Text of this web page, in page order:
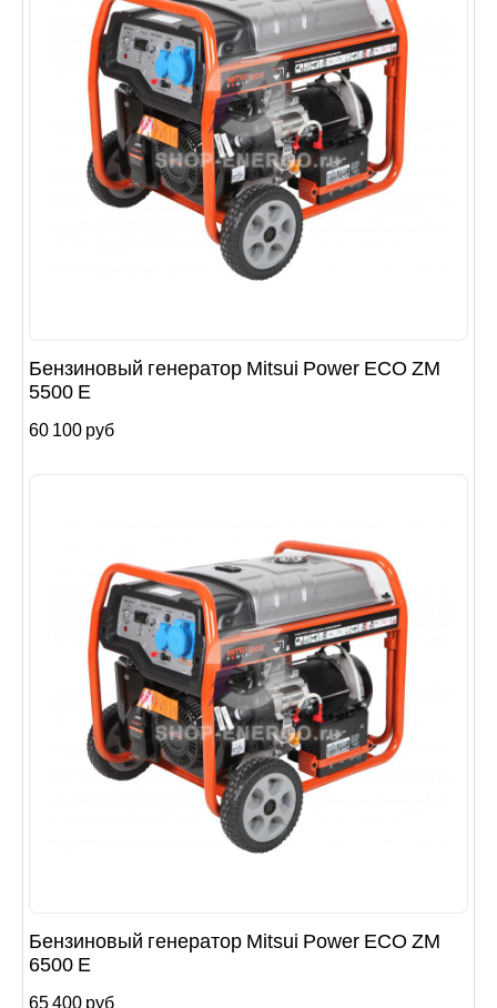
Бензиновый генератор Mitsui Power ECO ZM
5500 E
60 100 руб
Бензиновый генератор Mitsui Power ECO ZM
6500 E
65 400 руб